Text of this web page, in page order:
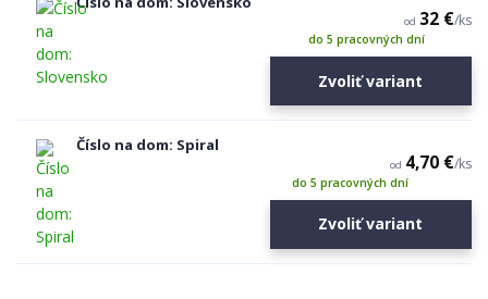
od 32 €/ks
do 5 pracovných dní
Zvoliť variant
Číslo na dom: Spiral
od 4,70 €/ks
do 5 pracovných dní
Zvoliť variant